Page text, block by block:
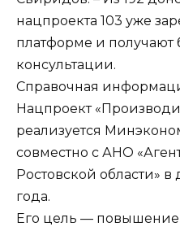
нацпроекта 103 уже
платформе и получают
консультации.
Справочная
Нацпроект
реализуется
совместно с АНО
Ростовской области»
года.
Его цель — повышение